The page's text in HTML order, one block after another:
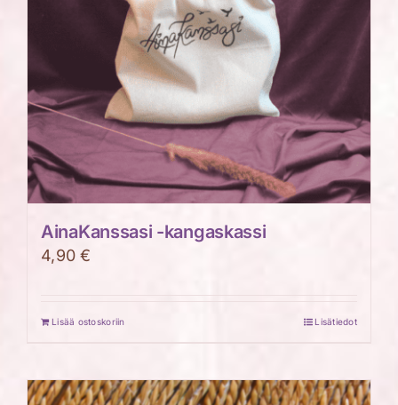
AinaKanssasi -kangaskassi
4,90€
Lisää ostoskoriin Lisätiedot